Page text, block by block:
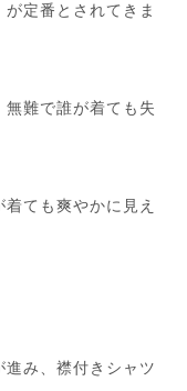
定番とされてきま
難で誰が着ても失
ても爽やかに見え
進み、襟付きシャツ